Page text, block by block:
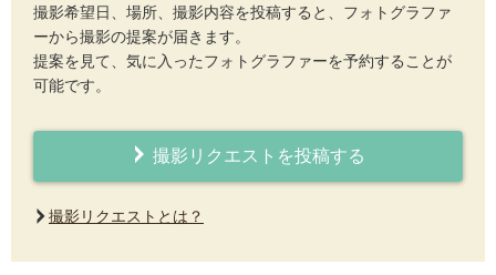
撮影希望日、場所、撮影内容を投稿すると、フォトグラファ
ーから撮影の提案が届きます。
提案を見て、気に入ったフォトグラファーを予約することが
可能です。
撮影リクエストを投稿する
撮影リクエストとは？